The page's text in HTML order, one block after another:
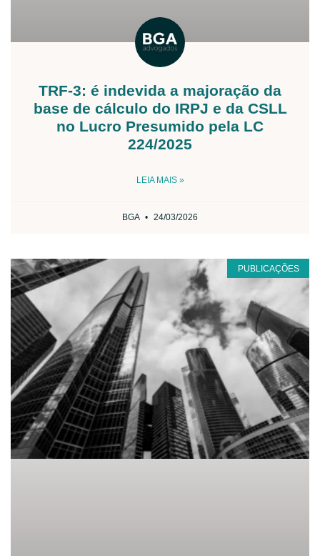
TRF-3: é indevida a majoração da
base de cálculo do IRPJ e da CSLL
no Lucro Presumido pela LC
224/2025
LEIA MAIS »
BGA 24/03/2026
PUBLICAÇÕES